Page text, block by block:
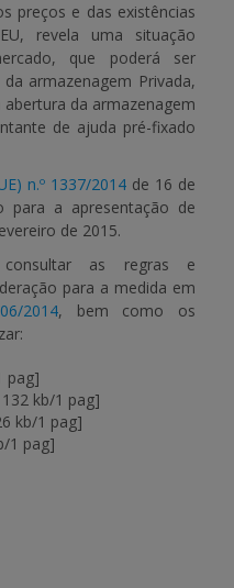
preços e das existências
revela uma situação
que poderá ser
armazenagem Privada,
da armazenagem
de ajuda pré-fixado
n.º 1337/2014 de 16 de
a apresentação de
de 2015.
consultar as regras e
para a medida em
2014, bem como os
pag]
kb/1 pag]
kb/1 pag]
1 pag]